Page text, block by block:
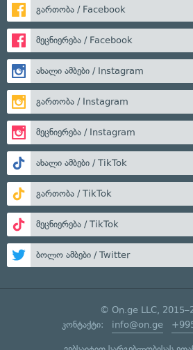
გართობა / Facebook
მეცნიერება / Facebook
ახალი ამბები / Instagram
გართობა / Instagram
მეცნიერება / Instagram
ახალი ამბები / TikTok
გართობა / TikTok
მეცნიერება / TikTok
ბოლო ამბები / Twitter
© On.ge LLC,
კონტაქტი: info@on.ge